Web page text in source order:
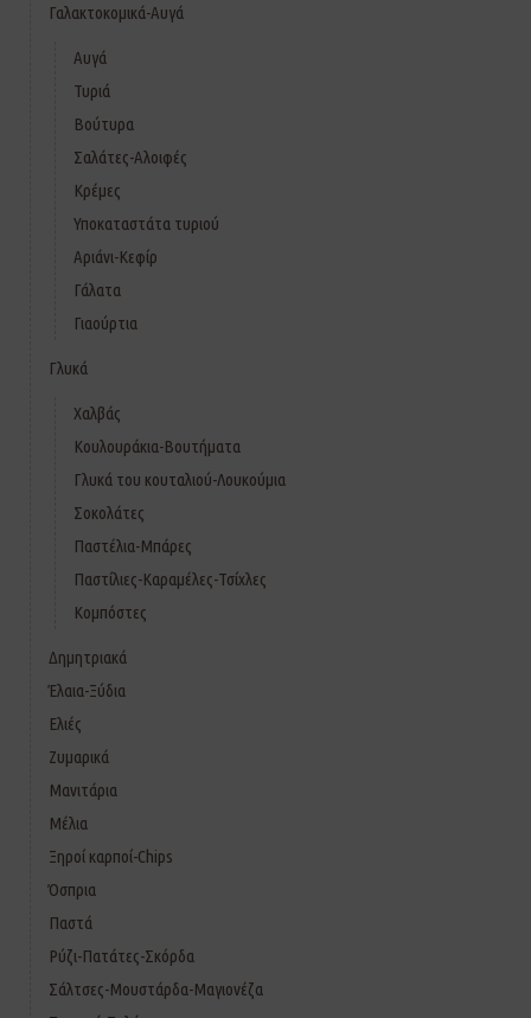
Γαλακτοκομικά-Αυγά
Αυγά
Τυριά
Βούτυρα
Σαλάτες-Αλοιφές
Κρέμες
Υποκαταστάτα τυριού
Αριάνι-Κεφίρ
Γάλατα
Γιαούρτια
Γλυκά
Χαλβάς
Κουλουράκια-Βουτήματα
Γλυκά του κουταλιού-Λουκούμια
Σοκολάτες
Παστέλια-Μπάρες
Παστίλιες-Καραμέλες-Τσίχλες
Κομπόστες
Δημητριακά
Έλαια-Ξύδια
Ελιές
Ζυμαρικά
Μανιτάρια
Μέλια
Ξηροί καρποί-Chips
Όσπρια
Παστά
Ρύζι-Πατάτες-Σκόρδα
Σάλτσες-Μουστάρδα-Μαγιονέζα